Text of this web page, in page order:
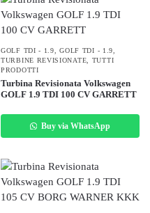
GOLF TDI - 1.9 ,GOLF TDI - 1.9
TURBINE REVISIONATE
TUTTI
PRODOTTI
Turbina Revisionata Volkswagen
GOLF 1.9 TDI 100 CV GARRETT
Buy via WhatsApp